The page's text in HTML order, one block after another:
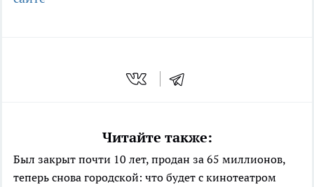
Читайте также:
Был закрыт почти 10 лет, продан за 65 миллионов,
теперь снова городской: что будет с кинотеатром